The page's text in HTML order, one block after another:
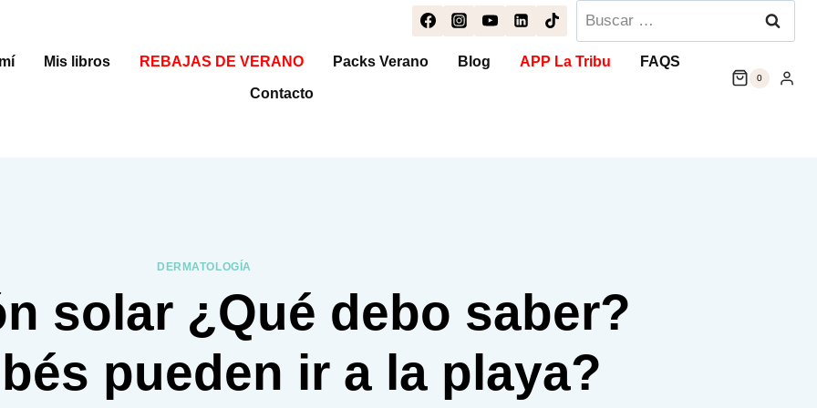
Buscar:
Mis libros REBAJAS DE VERANO Packs Verano Blog APP La Tribu FAQS
Contacto
0
DERMATOLOGÍA
solar ¿Qué debo saber?
pueden ir a la playa?